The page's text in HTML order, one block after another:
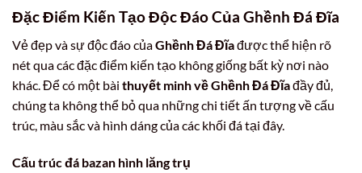
Đặc Điểm Kiến Tạo Độc Đáo Của Ghềnh Đá Đĩa
Vẻ đẹp và sự độc đáo củaGhềnh Đá Đĩađược thể hiện rõ
nét qua các đặc điểm kiến tạo không giống bất kỳ nơi nào
khác. Để có một bài thuyết minh về Ghềnh Đá Đĩađầy đủ,
chúng ta không thể bỏ qua những chi tiết ấn tượng về cấu
trúc, màu sắc và hình dáng của các khối đá tại đây.
Cấu trúc đá bazan hình lăng trụ